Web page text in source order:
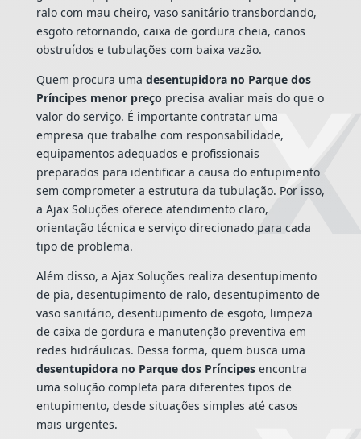
ralo com mau cheiro, vaso sanitário transbordando,
esgoto retornando, caixa de gordura cheia, canos
obstruídos e tubulações com baixa vazão.
Quem procura uma desentupidora no Parque dos
Príncipes menor preço precisa avaliar mais do que o
valor do serviço. É importante contratar uma
empresa que trabalhe com responsabilidade,
equipamentos adequados e profissionais
preparados para identificar a causa do entupimento
sem comprometer a estrutura da tubulação. Por isso,
a Ajax Soluções oferece atendimento claro,
orientação técnica e serviço direcionado para cada
tipo de problema.
Além disso, a Ajax Soluções realiza desentupimento
de pia, desentupimento de ralo, desentupimento de
vaso sanitário, desentupimento de esgoto, limpeza
de caixa de gordura e manutenção preventiva em
redes hidráulicas. Dessa forma, quem busca uma
desentupidora no Parque dos Príncipesencontra
uma solução completa para diferentes tipos de
entupimento, desde situações simples até casos
mais urgentes.